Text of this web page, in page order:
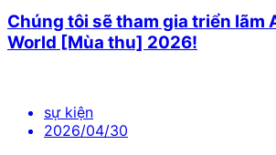
Chúng tôi sẽ tham gia triển lãm
World [Mùa thu] 2026!
sự kiện
2026/04/30